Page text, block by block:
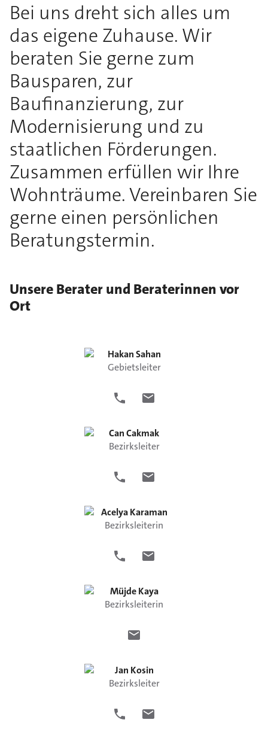
Bei uns dreht sich alles um
das eigene Zuhause. Wir
beraten Sie gerne zum
Bausparen, zur
Baufinanzierung, zur
Modernisierung und zu
staatlichen Förderungen.
Zusammen erfüllen wir Ihre
Wohnträume. Vereinbaren Sie
gerne einen persönlichen
Beratungstermin.
Unsere Berater und Beraterinnen vor
Ort
HakanSahan
Gebietsleiter
CanCakmak
Bezirksleiter
Acelya Karaman
Bezirksleiterin
Müjde Kaya
Bezirksleiterin
Jan Kosin
Bezirksleiter